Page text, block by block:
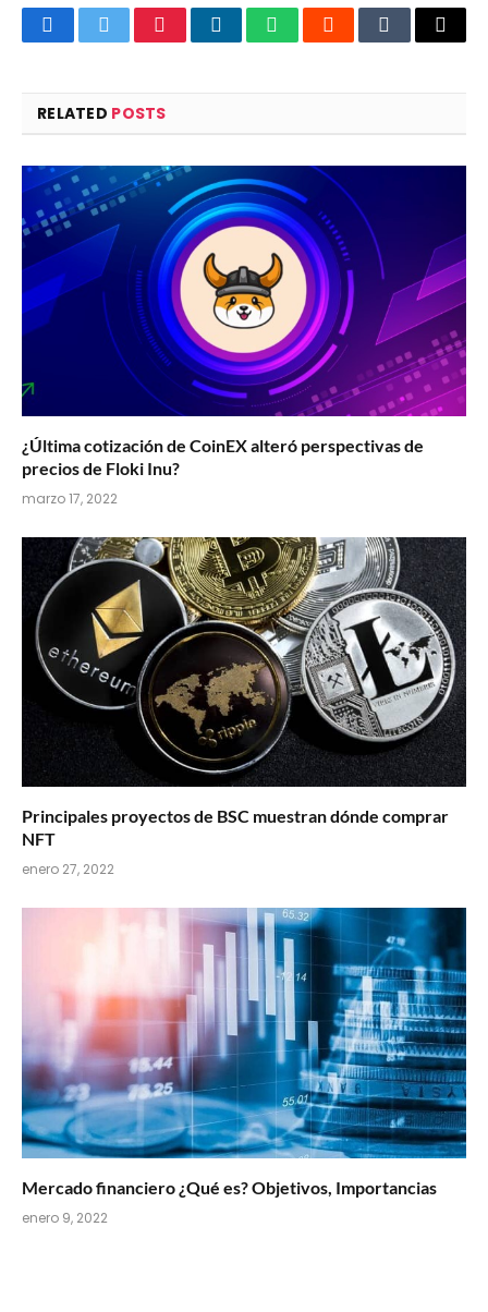
FacebookTwitterPinterestLinkedInWhatsAppRedditTumblrEmail
RELATED POSTS
¿Última cotización de CoinEX alteró perspectivas de
precios de Floki Inu?
marzo 17, 2022
Principales proyectos de BSC muestran dónde comprar
NFT
enero 27, 2022
Mercado financiero ¿Qué es? Objetivos, Importancias
enero 9, 2022